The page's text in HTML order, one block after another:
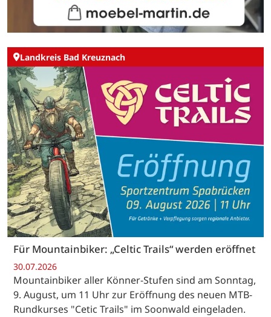
Landkreis Bad Kreuznach
Für Mountainbiker: „Celtic Trails“ werden eröffnet
30.07.2026
Mountainbiker aller Könner-Stufen sind am Sonntag,
9. August, um 11 Uhr zur Eröffnung des neuen MTB-
Rundkurses "Cetic Trails" im Soonwald eingeladen.